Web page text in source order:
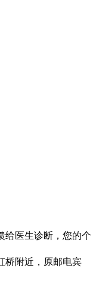
给医生诊断，您的个
桥附近，原邮电宾